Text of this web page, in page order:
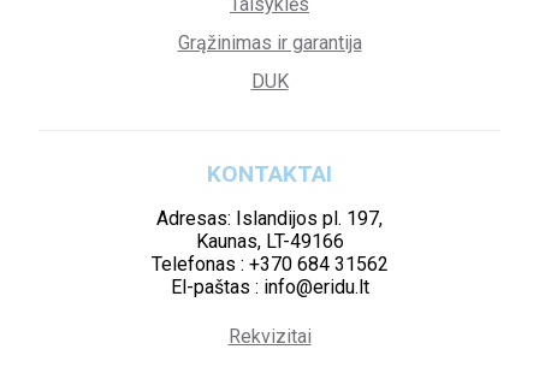
Grąžinimas ir garantija
DUK
KONTAKTAI
Adresas: Islandijos pl. 197,
Kaunas, LT-49166
Telefonas : +370 684 31562
El-paštas : info@eridu.lt
Rekvizitai